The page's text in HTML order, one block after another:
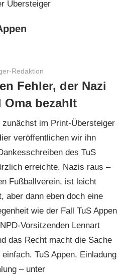
Redaktion
Fehler, der Nazi
bezahlt
im Print-Übersteiger
veröffentlichen wir ihn
des TuS
erreichte. Nazis raus –
Fußballverein, ist leicht
aber dann eben doch eine
wie der Fall TuS Appen
Vorsitzenden Lennart
das Recht macht die Sache
TuS Appen, Einladung
– unter